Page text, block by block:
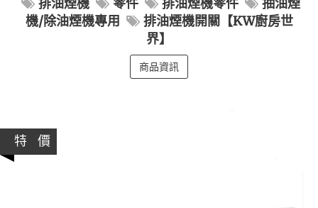
機/除油煙機專用
排油煙機開關【KW廚房世
界】
商品資訊
特 價